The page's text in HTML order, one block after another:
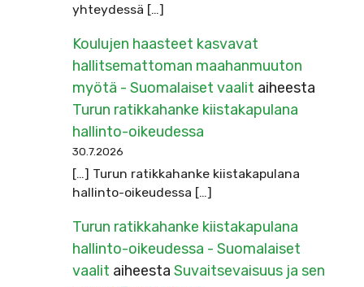
yhteydessä […]
Koulujen haasteet kasvavat
hallitsemattoman maahanmuuton
myötä - Suomalaiset vaalit aiheesta
Turun ratikkahanke kiistakapulana
hallinto-oikeudessa
30.7.2026
[…] Turun ratikkahanke kiistakapulana
hallinto-oikeudessa […]
Turun ratikkahanke kiistakapulana
hallinto-oikeudessa - Suomalaiset
vaalit aiheesta Suvaitsevaisuus ja sen